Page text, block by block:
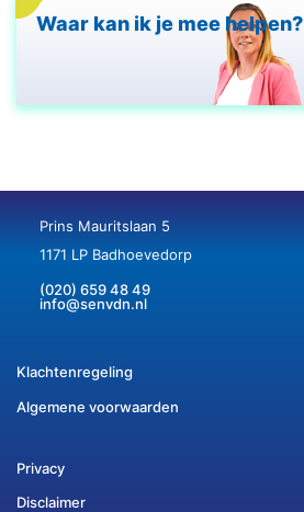
Waar kan ik je mee helpen?
Prins Mauritslaan 5
1171 LP Badhoevedorp
(020) 659 48 49
info@senvdn.nl
Klachtenregeling
Algemene voorwaarden
Privacy
Disclaimer